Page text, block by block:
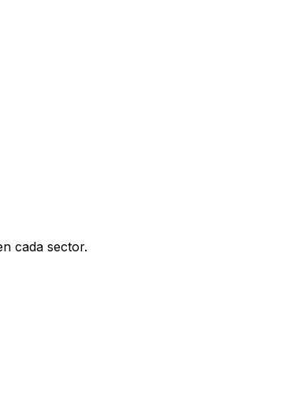
cada sector.